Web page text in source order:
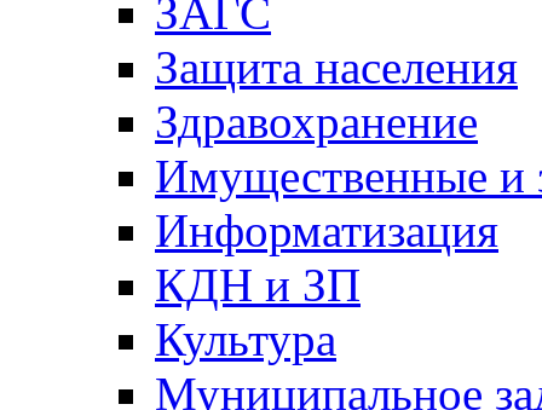
ЗАГС
Защита населения
Здравохранение
Имущественные и
Информатизация
КДН и ЗП
Культура
Муниципальное